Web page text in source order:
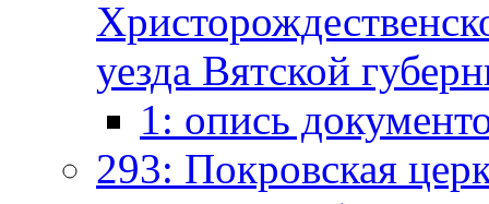
уезда Вятской
1: опись
293: Покровская